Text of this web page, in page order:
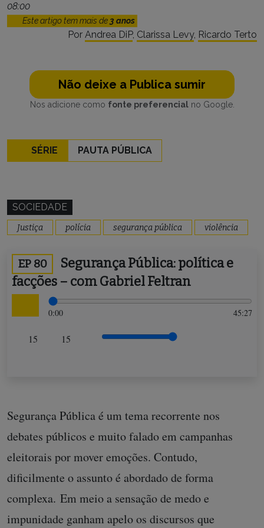
08:00
Este artigo tem mais de 3 anos
Por Andrea DiP, Clarissa Levy, Ricardo Terto
Não deixe a Publica sumir
Nos adicione como fonte preferencialno Google.
SÉRIE PAUTA PÚBLICA
SOCIEDADE
Justiça polícia segurança pública violência
EP 80
Segurança Pública: política e
facções – com Gabriel Feltran
0:00 45:27
15 15
Segurança Pública é um tema recorrente nos
debates públicos e muito falado em campanhas
eleitorais por mover emoções. Contudo,
dificilmente o assunto é abordado de forma
complexa. Em meio a sensação de medo e
impunidade ganham apelo os discursos que